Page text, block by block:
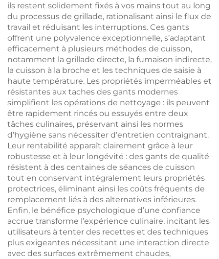
ils restent solidement fixés à vos mains tout au long
du processus de grillade, rationalisant ainsi le flux de
travail et réduisant les interruptions. Ces gants
offrent une polyvalence exceptionnelle, s’adaptant
efficacement à plusieurs méthodes de cuisson,
notamment la grillade directe, la fumaison indirecte,
la cuisson à la broche et les techniques de saisie à
haute température. Les propriétés imperméables et
résistantes aux taches des gants modernes
simplifient les opérations de nettoyage : ils peuvent
être rapidement rincés ou essuyés entre deux
tâches culinaires, préservant ainsi les normes
d’hygiène sans nécessiter d’entretien contraignant.
Leur rentabilité apparaît clairement grâce à leur
robustesse et à leur longévité : des gants de qualité
résistent à des centaines de séances de cuisson
tout en conservant intégralement leurs propriétés
protectrices, éliminant ainsi les coûts fréquents de
remplacement liés à des alternatives inférieures.
Enfin, le bénéfice psychologique d’une confiance
accrue transforme l’expérience culinaire, incitant les
utilisateurs à tenter des recettes et des techniques
plus exigeantes nécessitant une interaction directe
avec des surfaces extrêmement chaudes,